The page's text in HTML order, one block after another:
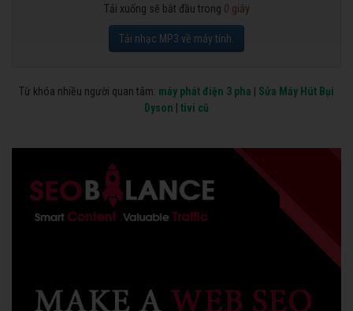
Tải xuống sẽ bắt đầu trong 0 giây
Tải nhạc MP3 về máy tính.
Từ khóa nhiều người quan tâm: máy phát điện 3 pha
Sửa Máy Hút Bụi
Dyson
tivi cũ